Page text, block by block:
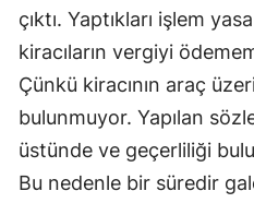
çıktı. Yaptıkları işlem
kiracıların vergiyi
Çünkü kiracının araç
bulunmuyor. Yapılan
üstünde ve geçerliliği
Bu nedenle bir süredir